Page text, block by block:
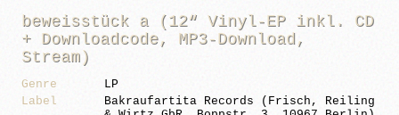
beweisstück a (12“ Vinyl-EP inkl. CD
+ Downloadcode, MP3-Download,
Stream)
Genre
LP
Label
Bakraufartita Records (Frisch, Reiling